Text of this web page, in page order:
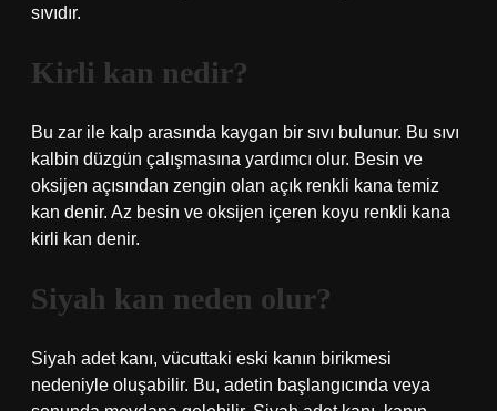
sıvıdır.
Kirli kan nedir?
Bu zar ile kalp arasında kaygan bir sıvı bulunur. Bu sıvı
kalbin düzgün çalışmasına yardımcı olur. Besin ve
oksijen açısından zengin olan açık renkli kana temiz
kan denir. Az besin ve oksijen içeren koyu renkli kana
kirli kan denir.
Siyah kan neden olur?
Siyah adet kanı, vücuttaki eski kanın birikmesi
nedeniyle oluşabilir. Bu, adetin başlangıcında veya